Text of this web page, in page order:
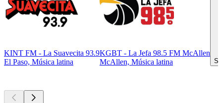
KINT FM - La Suavecita 93.9
El Paso, Música latina
KGBT - La Jefa 98.5 FM McAllen
McAllen, Música latina